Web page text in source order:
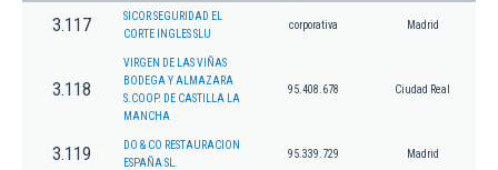
3.117
SICOR SEGURIDAD EL
CORTE INGLES SLU
corporativa Madrid
3.118
VIRGEN DE LAS VIÑAS
BODEGA Y ALMAZARA
S.COOP. DE CASTILLA LA
MANCHA
95.408.678 Ciudad Real
3.119
DO & CO RESTAURACION
ESPAÑA SL.
95.339.729 Madrid